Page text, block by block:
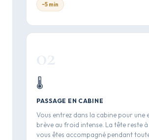
~5 min
🌡️
PASSAGE EN CABINE
Vous entrez dans la cabine pour une
brève au froid intense. La tête reste à
vous êtes accompagné pendant